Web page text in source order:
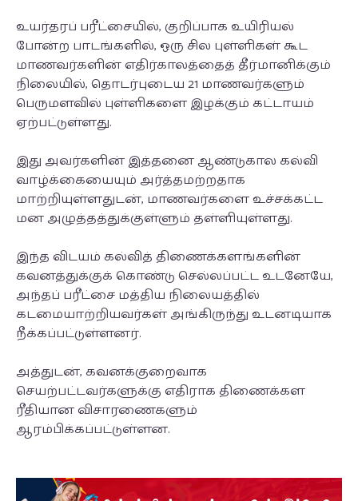
உயர்தரப் பரீட்சையில், குறிப்பாக உயிரியல்
போன்ற பாடங்களில், ஒரு சில புள்ளிகள் கூட
மாணவர்களின் எதிர்காலத்தைத் தீர்மானிக்கும்
நிலையில், தொடர்புடைய 21 மாணவர்களும்
பெருமளவில் புள்ளிகளை இழக்கும் கட்டாயம்
ஏற்பட்டுள்ளது.
இது அவர்களின் இத்தனை ஆண்டுகால கல்வி
வாழ்க்கையையும் அர்த்தமற்றதாக
மாற்றியுள்ளதுடன், மாணவர்களை உச்சக்கட்ட
மன அழுத்தத்துக்குள்ளும் தள்ளியுள்ளது.
இந்த விடயம் கல்வித் திணைக்களங்களின்
கவனத்துக்குக் கொண்டு செல்லப்பட்ட உடனேயே,
அந்தப் பரீட்சை மத்திய நிலையத்தில்
கடமையாற்றியவர்கள் அங்கிருந்து உடனடியாக
நீக்கப்பட்டுள்ளனர்.
அத்துடன், கவனக்குறைவாக
செயற்பட்டவர்களுக்கு எதிராக திணைக்கள
ரீதியான விசாரணைகளும்
ஆரம்பிக்கப்பட்டுள்ளன.